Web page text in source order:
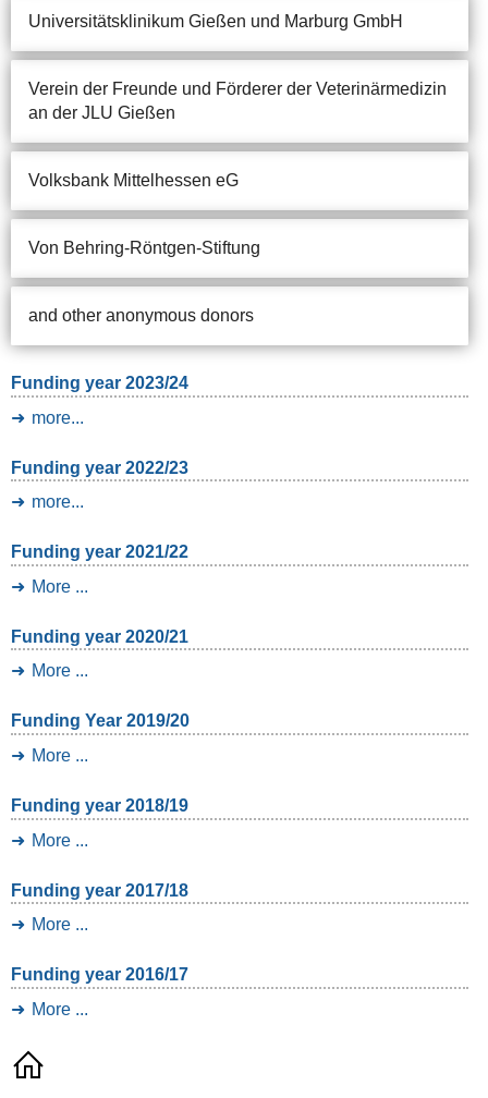
Universitätsklinikum Gießen und Marburg GmbH
Verein der Freunde und Förderer der Veterinärmedizin
an der JLU Gießen
Volksbank Mittelhessen eG
Von Behring-Röntgen-Stiftung
and other anonymous donors
Funding year 2023/24
more...
Funding year 2022/23
more...
Funding year 2021/22
More ...
Funding year 2020/21
More ...
Funding Year 2019/20
More ...
Funding year 2018/19
More ...
Funding year 2017/18
More ...
Funding year 2016/17
More ...